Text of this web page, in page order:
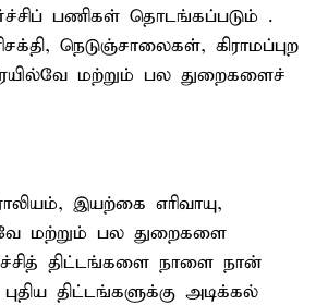
பணிகள் தொடங்கப்படும் .
நெடுஞ்சாலைகள், கிராமப்புற
மற்றும் பல துறைகளைச்
இயற்கை எரிவாயு,
மற்றும் பல துறைகளை
திட்டங்களை நாளை நான்
திட்டங்களுக்கு அடிக்கல்